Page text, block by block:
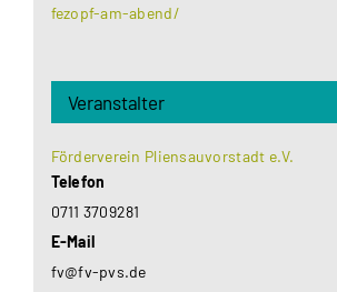
fezopf-am-abend/
Veranstalter
Förderverein Pliensauvorstadt e.V.
Telefon
0711 3709281
E-Mail
fv@fv-pvs.de